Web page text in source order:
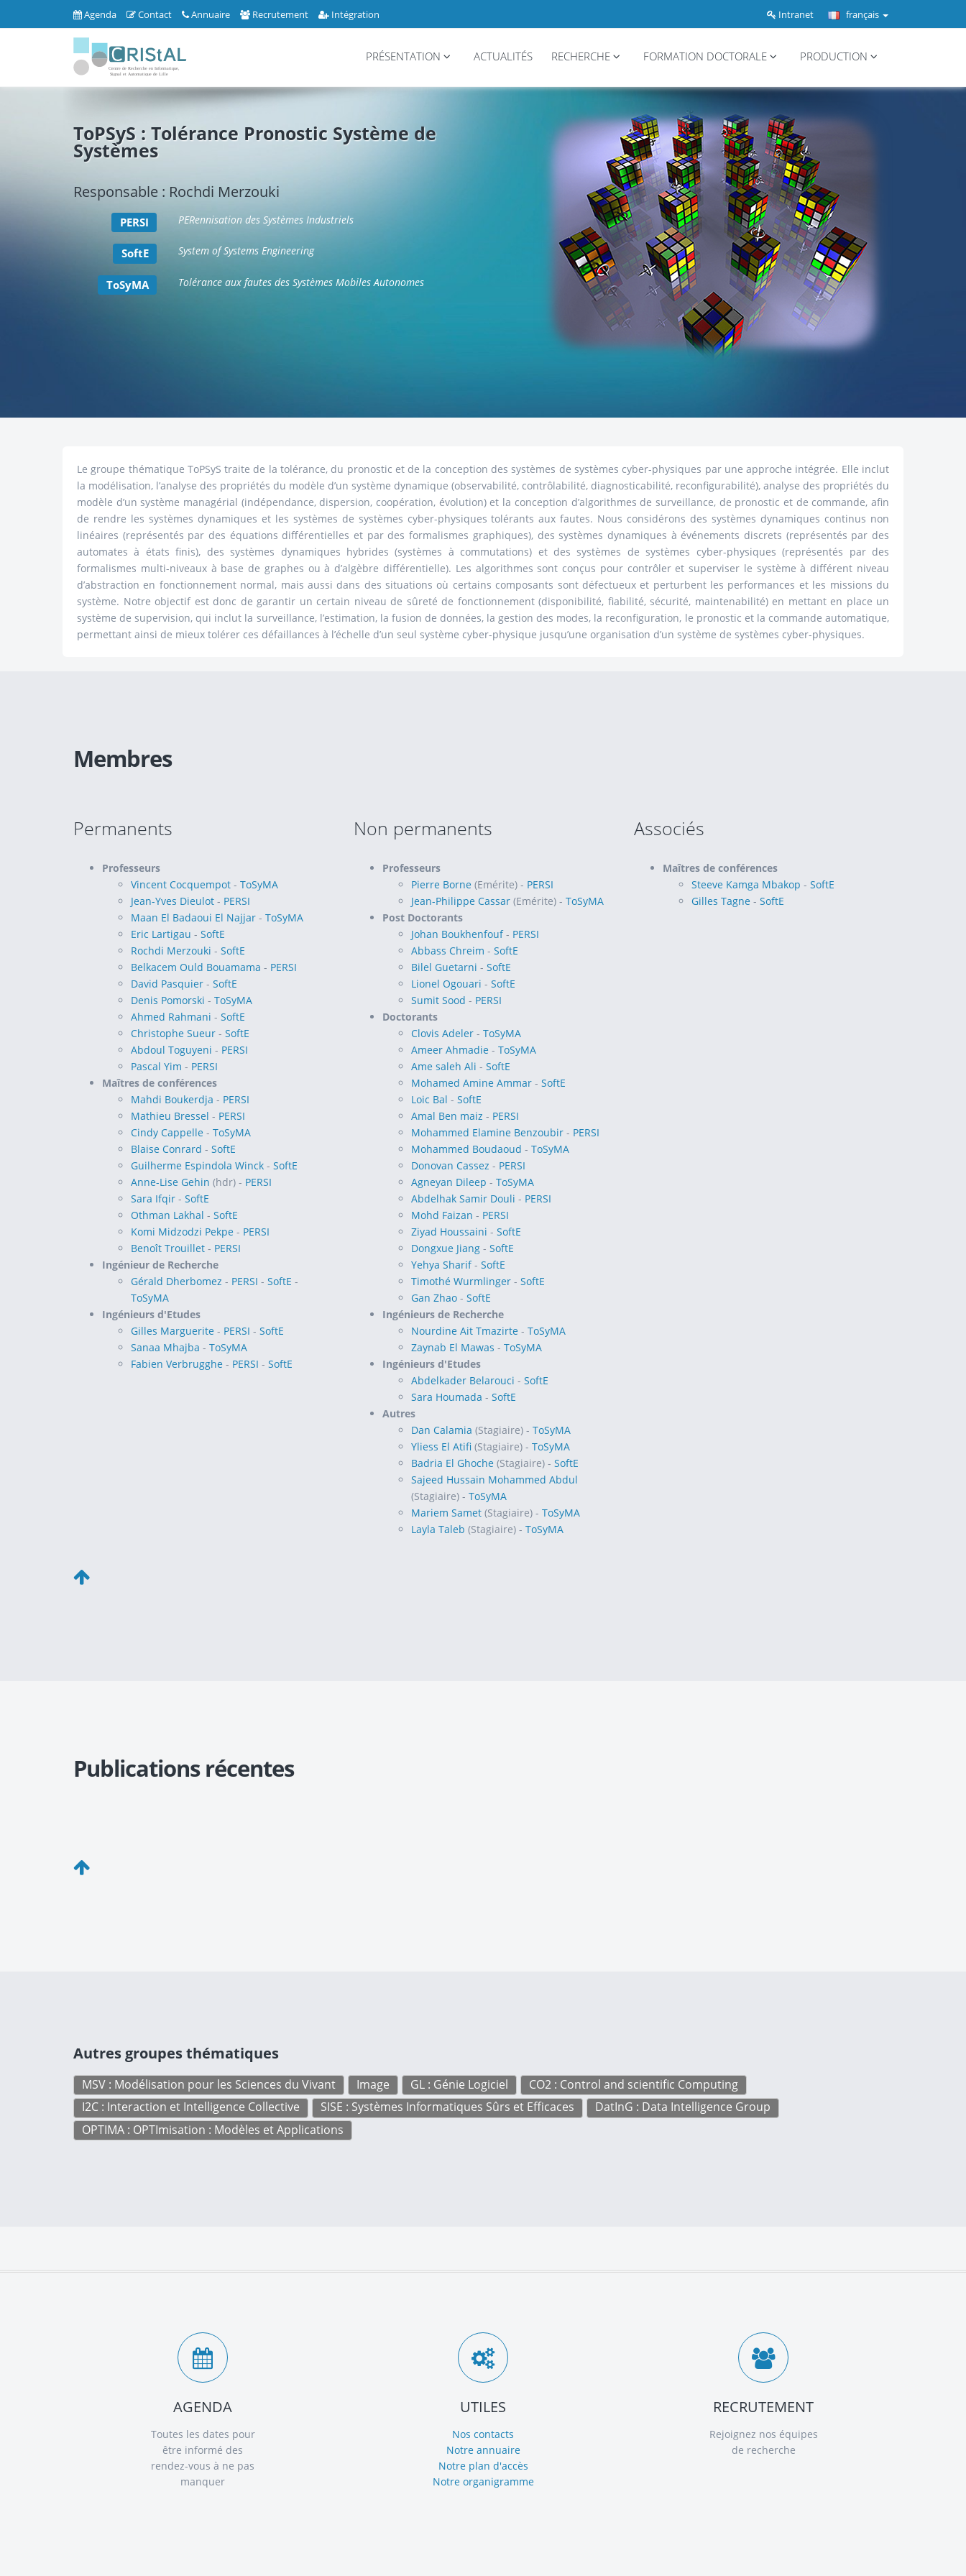
Agenda Contact Annuaire Recrutement Intégration français
Intranet
PRÉSENTATION ACTUALITÉS RECHERCHE FORMATION DOCTORALE PRODUCTION
ToPSyS : Tolérance Pronostic Système de
Systèmes
Responsable : Rochdi Merzouki
PERSI PERennisation des Systèmes Industriels
SoftE System of Systems Engineering
ToSyMA Tolérance aux fautes des Systèmes Mobiles Autonomes
Le groupe thématique ToPSyS traite de la tolérance, du pronostic et de la conception des systèmes de systèmes cyber-physiques par une approche intégrée. Elle inclut
la modélisation, l’analyse des propriétés du modèle d’un système dynamique (observabilité, contrôlabilité, diagnosticabilité, reconfigurabilité), analyse des propriétés du
modèle d’un système managérial (indépendance, dispersion, coopération, évolution) et la conception d’algorithmes de surveillance, de pronostic et de commande, afin
de rendre les systèmes dynamiques et les systèmes de systèmes cyber-physiques tolérants aux fautes. Nous considérons des systèmes dynamiques continus non
linéaires (représentés par des équations différentielles et par des formalismes graphiques), des systèmes dynamiques à événements discrets (représentés par des
automates à états finis), des systèmes dynamiques hybrides (systèmes à commutations) et des systèmes de systèmes cyber-physiques (représentés par des
formalismes multi-niveaux à base de graphes ou à d’algèbre différentielle). Les algorithmes sont conçus pour contrôler et superviser le système à différent niveau
d’abstraction en fonctionnement normal, mais aussi dans des situations où certains composants sont défectueux et perturbent les performances et les missions du
système. Notre objectif est donc de garantir un certain niveau de sûreté de fonctionnement (disponibilité, fiabilité, sécurité, maintenabilité) en mettant en place un
système de supervision, qui inclut la surveillance, l’estimation, la fusion de données, la gestion des modes, la reconfiguration, le pronostic et la commande automatique,
permettant ainsi de mieux tolérer ces défaillances à l’échelle d’un seul système cyber-physique jusqu’une organisation d’un système de systèmes cyber-physiques.
Membres
Permanents
Professeurs
Vincent Cocquempot - ToSyMA
Jean-Yves Dieulot - PERSI
Maan El Badaoui El Najjar - ToSyMA
Eric Lartigau - SoftE
Rochdi Merzouki - SoftE
Belkacem Ould Bouamama - PERSI
David Pasquier - SoftE
Denis Pomorski - ToSyMA
Ahmed Rahmani - SoftE
Christophe Sueur - SoftE
Abdoul Toguyeni - PERSI
Pascal Yim - PERSI
Maîtres de conférences
Mahdi Boukerdja - PERSI
Mathieu Bressel - PERSI
Cindy Cappelle - ToSyMA
Blaise Conrard - SoftE
Guilherme Espindola Winck - SoftE
Anne-Lise Gehin (hdr) - PERSI
Sara Ifqir - SoftE
Othman Lakhal - SoftE
Komi Midzodzi Pekpe - PERSI
Benoît Trouillet - PERSI
Ingénieur de Recherche
Gérald Dherbomez - PERSI - SoftE -
ToSyMA
Ingénieurs d'Etudes
Gilles Marguerite - PERSI - SoftE
Sanaa Mhajba - ToSyMA
Fabien Verbrugghe - PERSI - SoftE
Non permanents
Professeurs
Pierre Borne (Emérite) - PERSI
Jean-Philippe Cassar (Emérite) - ToSyMA
Post Doctorants
Johan Boukhenfouf- PERSI
Abbass Chreim - SoftE
Bilel Guetarni - SoftE
Lionel Ogouari - SoftE
Sumit Sood - PERSI
Doctorants
Clovis Adeler - ToSyMA
Ameer Ahmadie - ToSyMA
Ame saleh Ali - SoftE
Mohamed Amine Ammar - SoftE
Loic Bal - SoftE
Amal Ben maiz - PERSI
Mohammed Elamine Benzoubir - PERSI
Mohammed Boudaoud - ToSyMA
Donovan Cassez - PERSI
Agneyan Dileep - ToSyMA
Abdelhak Samir Douli - PERSI
Mohd Faizan - PERSI
Ziyad Houssaini - SoftE
Dongxue Jiang - SoftE
Yehya Sharif- SoftE
Timothé Wurmlinger - SoftE
Gan Zhao - SoftE
Ingénieurs de Recherche
Nourdine Ait Tmazirte - ToSyMA
Zaynab El Mawas - ToSyMA
Ingénieurs d'Etudes
Abdelkader Belarouci - SoftE
Sara Houmada - SoftE
Autres
Dan Calamia (Stagiaire) - ToSyMA
Yliess El Atifi (Stagiaire) - ToSyMA
Badria El Ghoche (Stagiaire) - SoftE
Sajeed Hussain Mohammed Abdul
(Stagiaire) - ToSyMA
Mariem Samet (Stagiaire) - ToSyMA
Layla Taleb (Stagiaire) - ToSyMA
Associés
Maîtres de conférences
Steeve Kamga Mbakop - SoftE
Gilles Tagne - SoftE
Publications récentes
Autres groupes thématiques
MSV : Modélisation pour les Sciences du Vivant Image GL : Génie Logiciel
CO2 : Control and scientific Computing
I2C : Interaction et Intelligence Collective
SISE : Systèmes Informatiques Sûrs et Efficaces
DatInG : Data Intelligence Group
OPTIMA : OPTImisation : Modèles et Applications
AGENDA
Toutes les dates pour
être informé des
rendez-vous à ne pas
manquer
UTILES
Nos contacts
Notre annuaire
Notre plan d'accès
Notre organigramme
RECRUTEMENT
Rejoignez nos équipes
de recherche